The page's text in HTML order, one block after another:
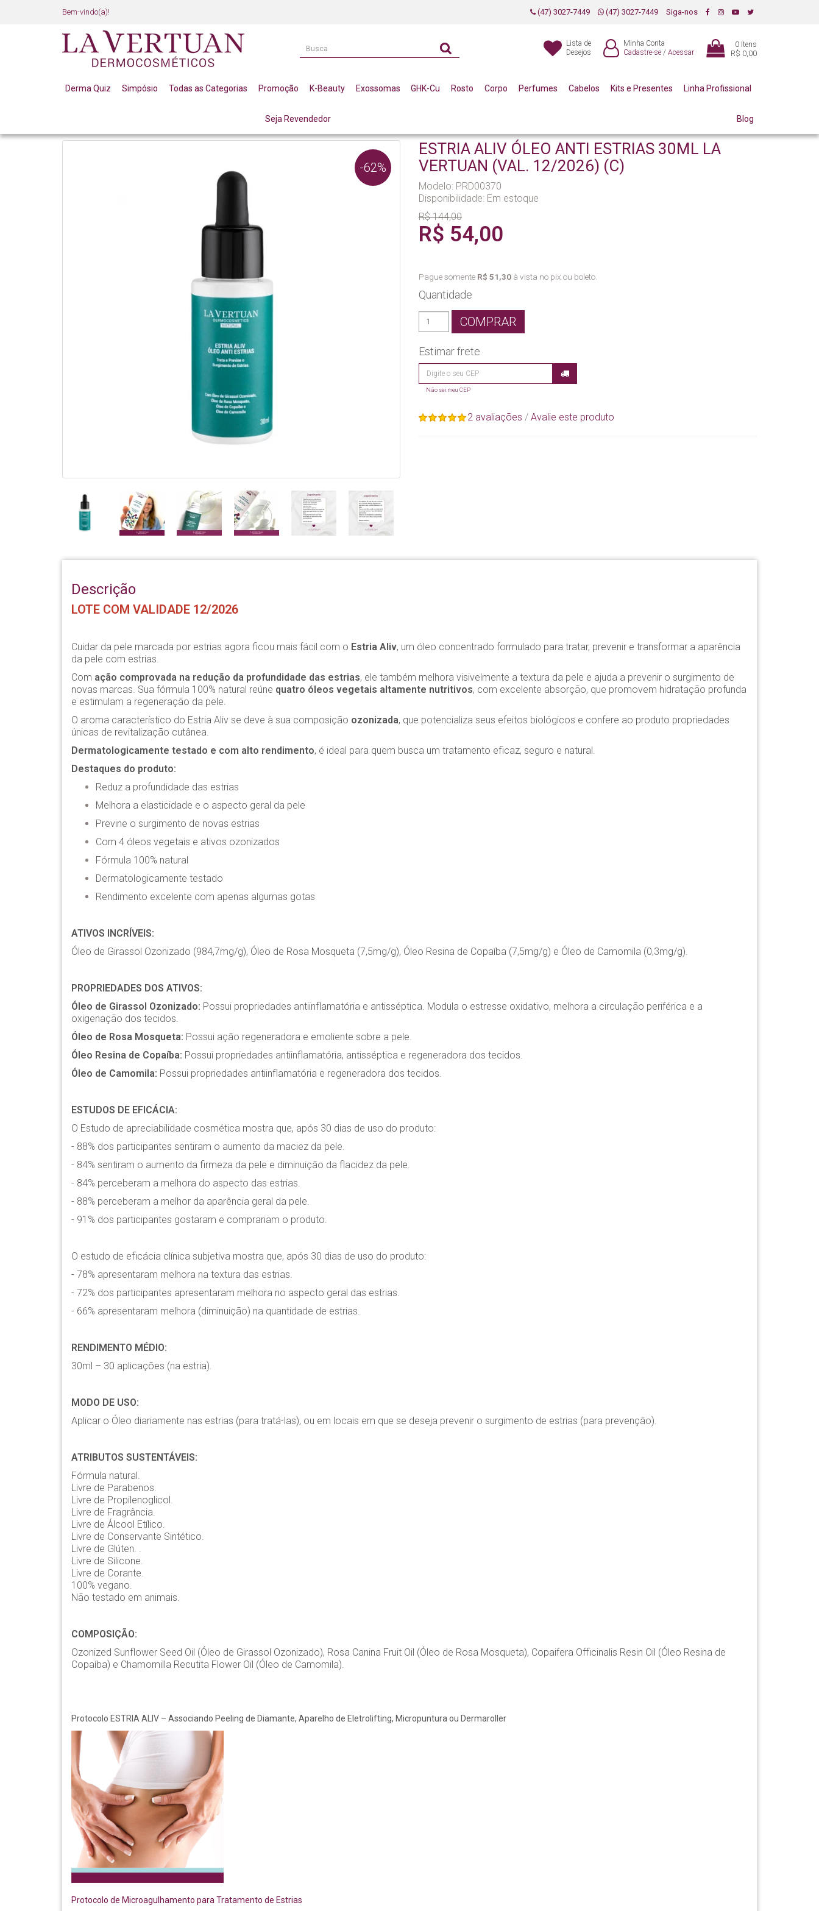
Bem-vindo(a)! (47) 3027-7449 (47) 3027-7449 Siga-nos
Lista de
Desejos
Minha Conta
Cadastre-se / Acessar
0 Itens
R$ 0,00
Derma Quiz Simpósio Todas as Categorias Promoção K-Beauty Exossomas GHK-Cu Rosto Corpo Perfumes Cabelos Kits e Presentes Linha Profissional
Seja Revendedor Blog
ESTRIA ALIV ÓLEO ANTI ESTRIAS 30ML LA VERTUAN (VAL. 12/2026) (C)
-62%
ESTRIA ALIV ÓLEO ANTI ESTRIAS 30ML LA
VERTUAN (VAL. 12/2026) (C)
Modelo: PRD00370
Disponibilidade: Em estoque
R$ 144,00
R$ 54,00
Pague somente R$ 51,30 à vista no pix ou boleto.
Quantidade
COMPRAR
Estimar frete
Não sei meu CEP
2 avaliações / Avalie este produto
Descrição
LOTE COM VALIDADE 12/2026
Cuidar da pele marcada por estrias agora ficou mais fácil com o Estria Aliv, um óleo concentrado formulado para tratar, prevenir e transformar a aparência
da pele com estrias.
Com ação comprovada na redução da profundidade das estrias, ele também melhora visivelmente a textura da pele e ajuda a prevenir o surgimento de
novas marcas. Sua fórmula 100% natural reúne quatro óleos vegetais altamente nutritivos, com excelente absorção, que promovem hidratação profunda
e estimulam a regeneração da pele.
O aroma característico do Estria Aliv se deve à sua composição ozonizada, que potencializa seus efeitos biológicos e confere ao produto propriedades
únicas de revitalização cutânea.
Dermatologicamente testado e com alto rendimento, é ideal para quem busca um tratamento eficaz, seguro e natural.
Destaques do produto:
Reduz a profundidade das estrias
Melhora a elasticidade e o aspecto geral da pele
Previne o surgimento de novas estrias
Com 4 óleos vegetais e ativos ozonizados
Fórmula 100% natural
Dermatologicamente testado
Rendimento excelente com apenas algumas gotas
ATIVOS INCRÍVEIS:
Óleo de Girassol Ozonizado (984,7mg/g), Óleo de Rosa Mosqueta (7,5mg/g), Óleo Resina de Copaíba (7,5mg/g) e Óleo de Camomila (0,3mg/g).
PROPRIEDADES DOS ATIVOS:
Óleo de Girassol Ozonizado: Possui propriedades antiinflamatória e antisséptica. Modula o estresse oxidativo, melhora a circulação periférica e a
oxigenação dos tecidos.
Óleo de Rosa Mosqueta: Possui ação regeneradora e emoliente sobre a pele.
Óleo Resina de Copaíba: Possui propriedades antiinflamatória, antisséptica e regeneradora dos tecidos.
Óleo de Camomila: Possui propriedades antiinflamatória e regeneradora dos tecidos.
ESTUDOS DE EFICÁCIA:
O Estudo de apreciabilidade cosmética mostra que, após 30 dias de uso do produto:
- 88% dos participantes sentiram o aumento da maciez da pele.
- 84% sentiram o aumento da firmeza da pele e diminuição da flacidez da pele.
- 84% perceberam a melhora do aspecto das estrias.
- 88% perceberam a melhor da aparência geral da pele.
- 91% dos participantes gostaram e comprariam o produto.
O estudo de eficácia clínica subjetiva mostra que, após 30 dias de uso do produto:
- 78% apresentaram melhora na textura das estrias.
- 72% dos participantes apresentaram melhora no aspecto geral das estrias.
- 66% apresentaram melhora (diminuição) na quantidade de estrias.
RENDIMENTO MÉDIO:
30ml – 30 aplicações (na estria).
MODO DE USO:
Aplicar o Óleo diariamente nas estrias (para tratá-las), ou em locais em que se deseja prevenir o surgimento de estrias (para prevenção).
ATRIBUTOS SUSTENTÁVEIS:
Fórmula natural.
Livre de Parabenos.
Livre de Propilenoglicol.
Livre de Fragrância.
Livre de Álcool Etílico.
Livre de Conservante Sintético.
Livre de Glúten. .
Livre de Silicone.
Livre de Corante.
100% vegano.
Não testado em animais.
COMPOSIÇÃO:
Ozonized Sunflower Seed Oil (Óleo de Girassol Ozonizado), Rosa Canina Fruit Oil (Óleo de Rosa Mosqueta), Copaifera Officinalis Resin Oil (Óleo Resina de
Copaíba) e Chamomilla Recutita Flower Oil (Óleo de Camomila).
Protocolo ESTRIA ALIV – Associando Peeling de Diamante, Aparelho de Eletrolifting, Micropuntura ou Dermaroller
Protocolo de Microagulhamento para Tratamento de Estrias